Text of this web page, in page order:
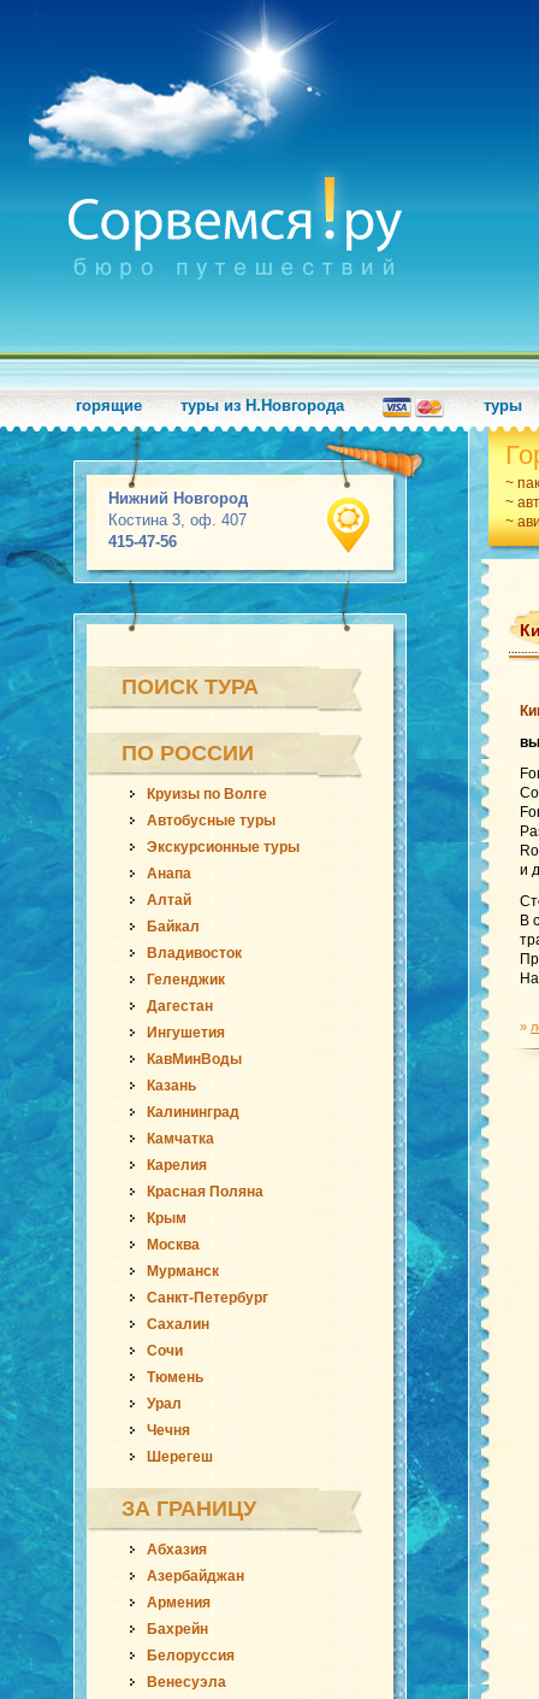
горящие туры из Н.Новгорода туры
Нижний Новгород
Костина 3, оф. 407
415-47-56
~
~
~
ПОИСК ТУРА
ПО РОССИИ
Круизы по Волге
Автобусные туры
Экскурсионные туры
Анапа
Алтай
Байкал
Владивосток
Геленджик
Дагестан
Ингушетия
КавМинВоды
Казань
Калининград
Камчатка
Карелия
Красная Поляна
Крым
Москва
Мурманск
Санкт-Петербург
Сахалин
Сочи
Тюмень
Урал
Чечня
Шерегеш
ЗА ГРАНИЦУ
Абхазия
Азербайджан
Армения
Бахрейн
Белоруссия
Венесуэла
и
В
»